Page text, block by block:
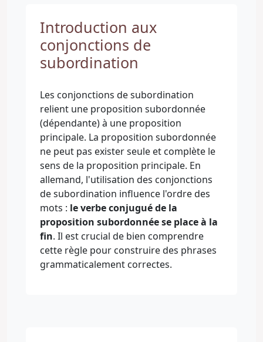
Introduction aux
conjonctions de
subordination
Les conjonctions de subordination
relient une proposition subordonnée
(dépendante) à une proposition
principale. La proposition subordonnée
ne peut pas exister seule et complète le
sens de la proposition principale. En
allemand, l'utilisation des conjonctions
de subordination influence l'ordre des
mots : le verbe conjugué de la
proposition subordonnée se place à la
fin. Il est crucial de bien comprendre
cette règle pour construire des phrases
grammaticalement correctes.